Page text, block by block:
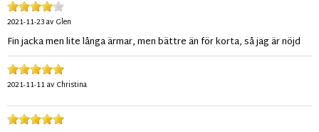
2021-11-23av Glen
Fin jacka men lite långa ärmar, men bättre än för korta, så jag är nöjd
2021-11-11av Christina